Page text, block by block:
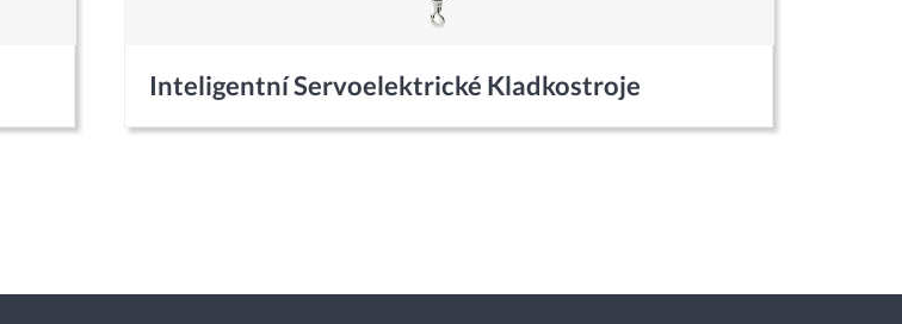
Inteligentní Servoelektrické Kladkostroje